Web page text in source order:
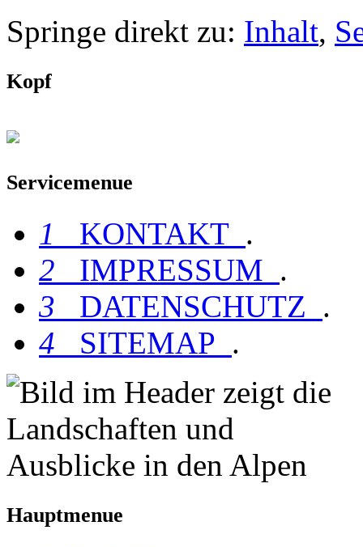
Springe direkt zu: Inhalt,
Kopf
Servicemenue
1 KONTAKT .
2
IMPRESSUM .
3
DATENSCHUTZ .
4
SITEMAP .
Hauptmenue